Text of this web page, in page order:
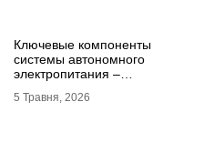
Ключевые компоненты
системы автономного
электропитания –
DEYE
5 Травня, 2026